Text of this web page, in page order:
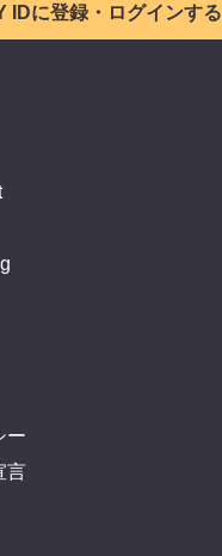
IDに登録・ログインする
ー
言